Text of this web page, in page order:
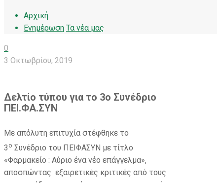
Αρχική
Ενημέρωση Τα νέα μας
0
3 Οκτωβρίου, 2019
Δελτίο τύπου για το 3ο Συνέδριο
ΠΕΙ.ΦΑ.ΣΥΝ
Με απόλυτη επιτυχία στέφθηκε το
3ο Συνέδριο του ΠΕΙΦΑΣΥΝ με τίτλο
«Φαρμακείο : Aύριο ένα νέο επάγγελμα»,
αποσπώντας εξαιρετικές κριτικές από τους